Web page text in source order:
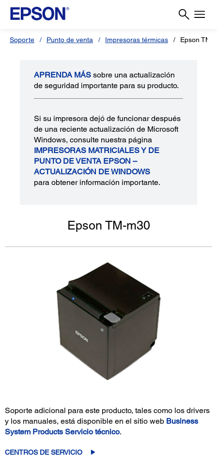
Soporte Punto de venta Impresoras térmicas Epson TM-
APRENDA MÁS sobre una actualización
de seguridad importante para su producto.
Si su impresora dejó de funcionar después
de una reciente actualización de Microsoft
Windows, consulte nuestra página
IMPRESORAS MATRICIALES Y DE
PUNTO DE VENTA EPSON –
ACTUALIZACIÓN DE WINDOWS
para obtener información importante.
Epson TM-m30
Soporte adicional para este producto, tales como los drivers
y los manuales, está disponible en el sitio web Business
System Products Servicio técnico.
CENTROS DE SERVICIO